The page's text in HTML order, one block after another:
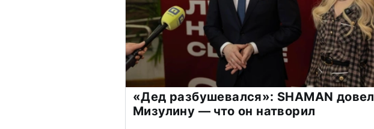
«Дед разбушевался»: SHAMAN довел
Мизулину — что он натворил